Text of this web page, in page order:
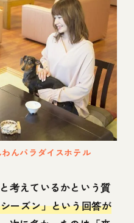
わんパラダイスホテル
考えているかという質
ーズン」という回答が